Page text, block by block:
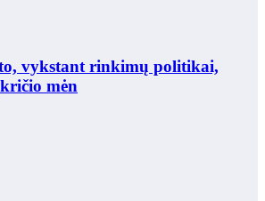
vykstant rinkimų politikai,
mėn